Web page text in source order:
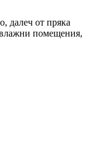
далеч от пряка
влажни помещения,